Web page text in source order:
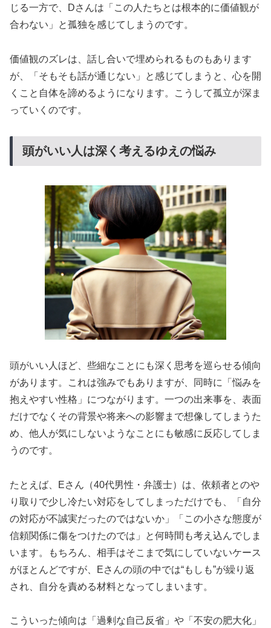
じる一方で、Dさんは「この人たちとは根本的に価値観が
合わない」と孤独を感じてしまうのです。
価値観のズレは、話し合いで埋められるものもあります
が、「そもそも話が通じない」と感じてしまうと、心を開
くこと自体を諦めるようになります。こうして孤立が深ま
っていくのです。
頭がいい人は深く考えるゆえの悩み
頭がいい人ほど、些細なことにも深く思考を巡らせる傾向
があります。これは強みでもありますが、同時に「悩みを
抱えやすい性格」につながります。一つの出来事を、表面
だけでなくその背景や将来への影響まで想像してしまうた
め、他人が気にしないようなことにも敏感に反応してしま
うのです。
たとえば、Eさん（40代男性・弁護士）は、依頼者とのや
り取りで少し冷たい対応をしてしまっただけでも、「自分
の対応が不誠実だったのではないか」「この小さな態度が
信頼関係に傷をつけたのでは」と何時間も考え込んでしま
います。もちろん、相手はそこまで気にしていないケース
がほとんどですが、Eさんの頭の中では“もしも”が繰り返
され、自分を責める材料となってしまいます。
こういった傾向は「過剰な自己反省」や「不安の肥大化」